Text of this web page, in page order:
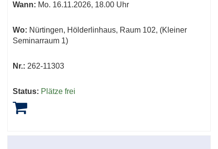
Wann: Mo. 16.11.2026, 18.00 Uhr
Wo: Nürtingen, Hölderlinhaus, Raum 102, (Kleiner
Seminarraum 1)
Nr.: 262-11303
Status: Plätze frei